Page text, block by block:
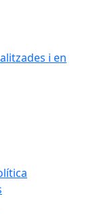
i en